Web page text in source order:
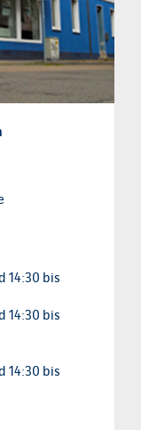
14:30 bis
14:30 bis
14:30 bis